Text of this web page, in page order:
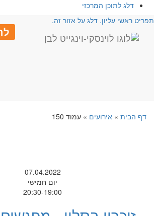
דלג לתוכן המרכזי
ראשי עליון. דלג על אזור זה.
דף הבית» אירועים» עמוד 150
07.04.2022
יום חמישי
20:30-19:00